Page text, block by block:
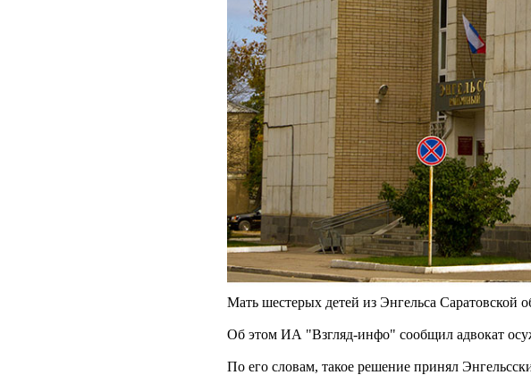
Мать шестерых детей из Энгельса Саратовской
Об этом ИА "Взгляд-инфо" сообщил адвокат
По его словам, такое решение принял